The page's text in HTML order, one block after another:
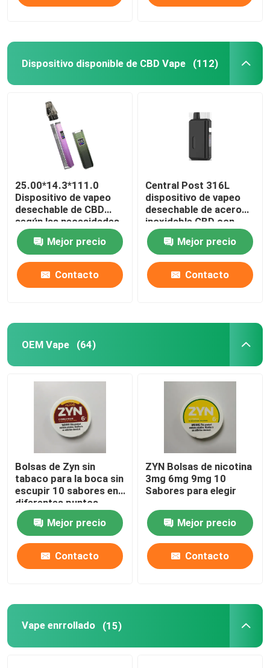
Dispositivo disponible de CBD Vape (112)
25.00*14.3*111.0
Dispositivo de vapeo
desechable de CBD
según las necesidades
del cliente
Mejor precio
Contacto
Central Post 316L
dispositivo de vapeo
desechable de acero
inoxidable CBD con
batería de 550mAh y
carga de tipo C
Mejor precio
Contacto
OEM Vape (64)
Bolsas de Zyn sin
tabaco para la boca sin
escupir 10 sabores en
diferentes puntos
fuertes
Mejor precio
Contacto
ZYN Bolsas de nicotina
3mg 6mg 9mg 10
Sabores para elegir
Mejor precio
Contacto
Vape enrrollado (15)